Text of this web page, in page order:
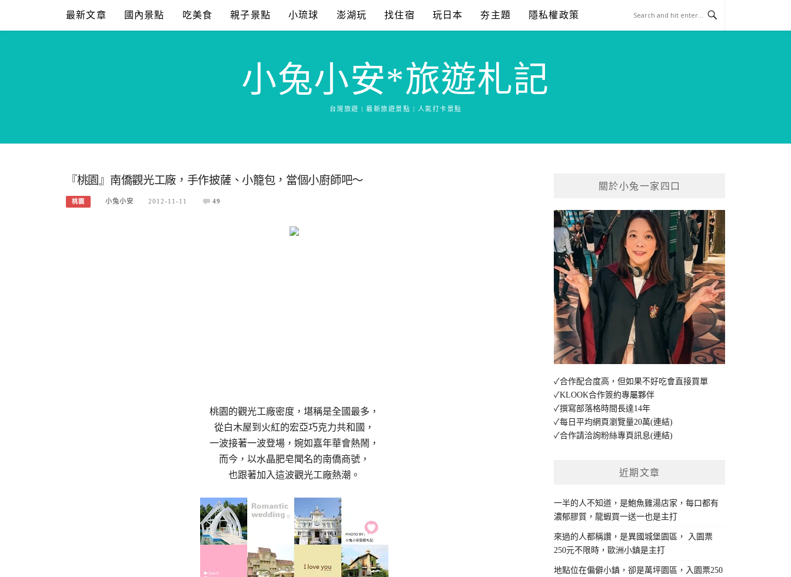
content
最新文章 國內景點 吃美食 親子景點 小琉球 澎湖玩 找住宿 玩日本 夯主題 隱私權政策
小兔小安*旅遊札記
台灣旅遊 | 最新旅遊景點 | 人氣打卡景點
『桃園』南僑觀光工廠，手作披薩、小籠包，當個小廚師吧～
桃園 小兔小安 2012-11-11 49
桃園的觀光工廠密度，堪稱是全國最多，
從白木屋到火紅的宏亞巧克力共和國，
一波接著一波登場，婉如嘉年華會熱鬧，
而今，以水晶肥皂聞名的南僑商號，
也跟著加入這波觀光工廠熱潮。
關於小兔一家四口
✓合作配合度高，但如果不好吃會直接買單
✓KLOOK合作簽約專屬夥伴
✓撰寫部落格時間長達14年
✓每日平均網頁瀏覽量20萬(連結)
✓合作請洽詢粉絲專頁訊息(連結)
近期文章
一半的人不知道，是鮑魚雞湯店家，每口都有
濃郁膠質，龍蝦買一送一也是主打
來過的人都稱讚，是異國城堡園區， 入園票
250元不限時，歐洲小鎮是主打
地點位在偏僻小鎮，卻是萬坪園區，入園票250